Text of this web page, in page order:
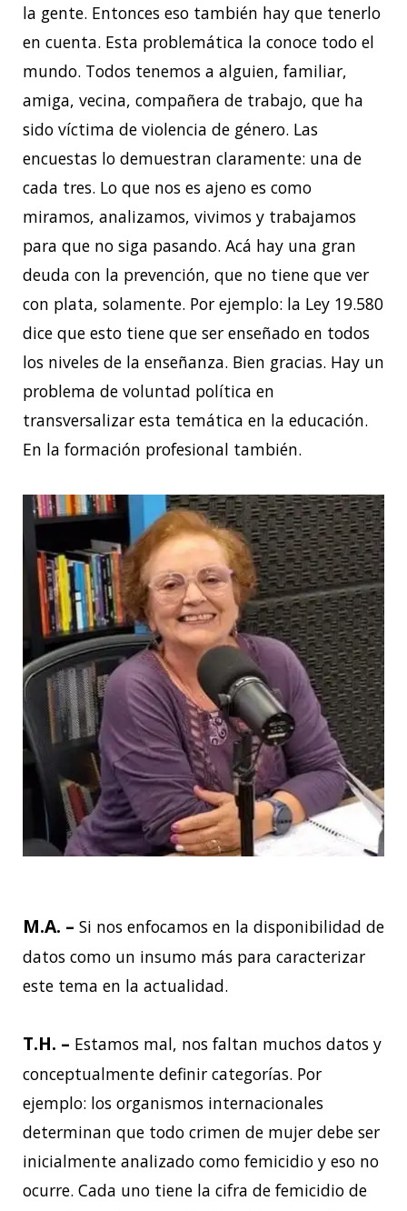
la gente. Entonces eso también hay que tenerlo
en cuenta. Esta problemática la conoce todo el
mundo. Todos tenemos a alguien, familiar,
amiga, vecina, compañera de trabajo, que ha
sido víctima de violencia de género. Las
encuestas lo demuestran claramente: una de
cada tres. Lo que nos es ajeno es como
miramos, analizamos, vivimos y trabajamos
para que no siga pasando. Acá hay una gran
deuda con la prevención, que no tiene que ver
con plata, solamente. Por ejemplo: la Ley 19.580
dice que esto tiene que ser enseñado en todos
los niveles de la enseñanza. Bien gracias. Hay un
problema de voluntad política en
transversalizar esta temática en la educación.
En la formación profesional también.
M.A. – Si nos enfocamos en la disponibilidad de
datos como un insumo más para caracterizar
este tema en la actualidad.
T.H. – Estamos mal, nos faltan muchos datos y
conceptualmente definir categorías. Por
ejemplo: los organismos internacionales
determinan que todo crimen de mujer debe ser
inicialmente analizado como femicidio y eso no
ocurre. Cada uno tiene la cifra de femicidio de